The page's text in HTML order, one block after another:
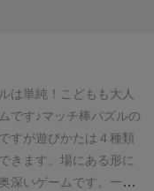
は単純！ こどもも大人
です♪⁡マッチ棒パズルの
すが遊びかたは４種類
きます。 場にある形に
深いゲームです。 一番